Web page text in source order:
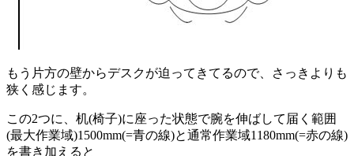
もう片方の壁からデスクが迫ってきてるので、さっきよりも
狭く感じます。
この2つに、机(椅子)に座った状態で腕を伸ばして届く範囲
(最大作業域)1500mm(=青の線)と通常作業域1180mm(=赤の線)
を書き加えると